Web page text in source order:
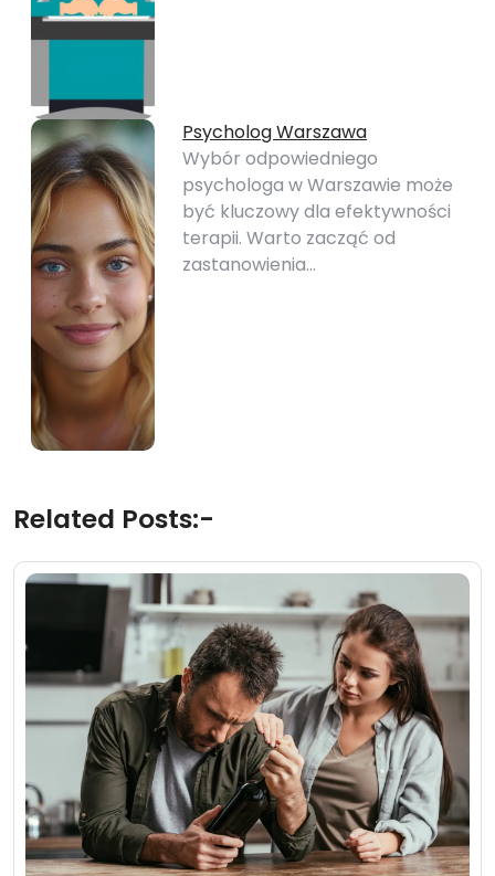
Psycholog Warszawa
Wybór odpowiedniego
psychologa w Warszawie może
być kluczowy dla efektywności
terapii. Warto zacząć od
zastanowienia…
Related Posts:-